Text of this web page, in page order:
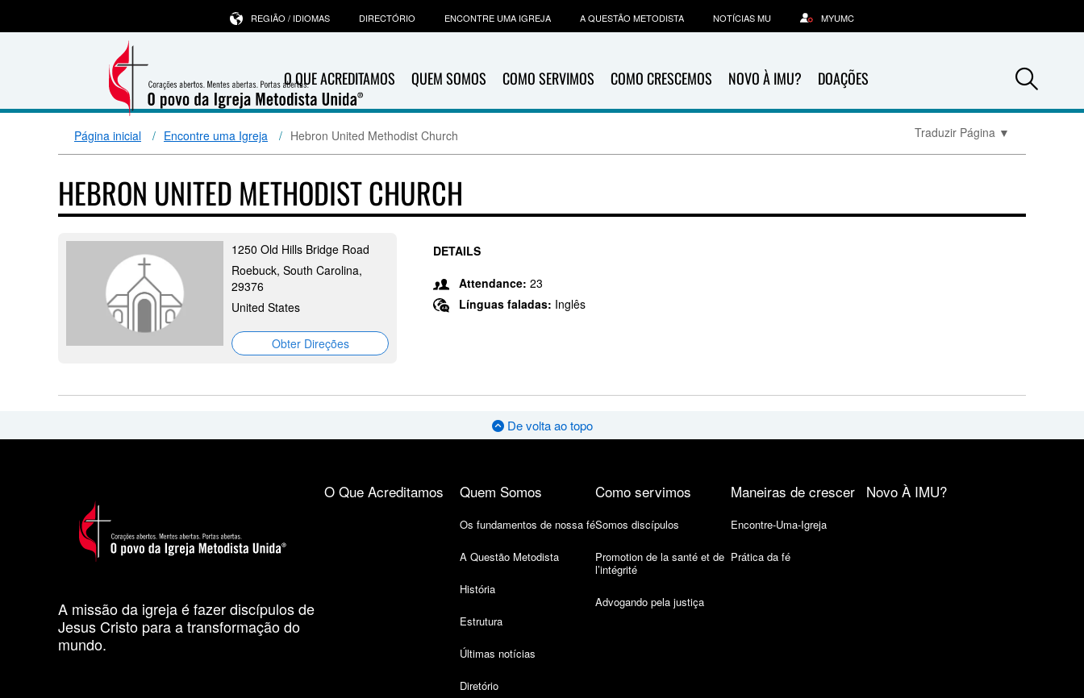
O QUE ACREDITAMOS QUEM SOMOS COMO SERVIMOS COMO CRESCEMOS NOVO À IMU? DOAÇÕES
REGIÃO / IDIOMAS DIRECTÓRIO ENCONTRE UMA IGREJA A QUESTÃO METODISTA NOTÍCIAS MU MYUMC
Página inicial Encontre uma Igreja Hebron United Methodist Church Traduzir Página ▼
HEBRON UNITED METHODIST CHURCH
1250 Old Hills Bridge Road
Roebuck, South Carolina,
29376
United States
Obter Direções
DETAILS
Attendance: 23
Línguas faladas: Inglês
De volta ao topo
A missão da igreja é fazer discípulos de
Jesus Cristo para a transformação do
mundo.
O Que Acreditamos Quem Somos
Os fundamentos de nossa fé
A Questão Metodista
História
Estrutura
Últimas notícias
Diretório
Como servimos
Somos discípulos
Promotion de la santé et de
l’intégrité
Advogando pela justiça
Maneiras de crescer
Encontre-Uma-Igreja
Prática da fé
Novo À IMU?